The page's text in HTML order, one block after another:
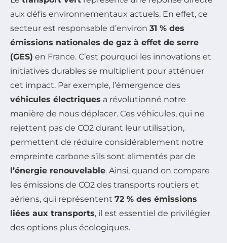
aux défis environnementaux actuels. En effet, ce
secteur est responsable d’environ 31 % des
émissions nationales de gaz à effet de serre
(GES) en France. C’est pourquoi les innovations et
initiatives durables se multiplient pour atténuer
cet impact. Par exemple, l’émergence des
véhicules électriques a révolutionné notre
manière de nous déplacer. Ces véhicules, qui ne
rejettent pas de CO2 durant leur utilisation,
permettent de réduire considérablement notre
empreinte carbone s’ils sont alimentés par de
l’énergie renouvelable. Ainsi, quand on compare
les émissions de CO2 des transports routiers et
aériens, qui représentent 72 % des émissions
liées aux transports, il est essentiel de privilégier
des options plus écologiques.